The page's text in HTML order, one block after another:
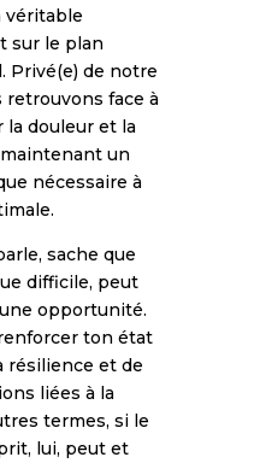
véritable
sur le plan
Privé(e) de notre
face à
la douleur et la
un
nécessaire à
sache que
difficile, peut
opportunité.
ton état
résilience et de
liées à la
termes, si le
lui, peut et